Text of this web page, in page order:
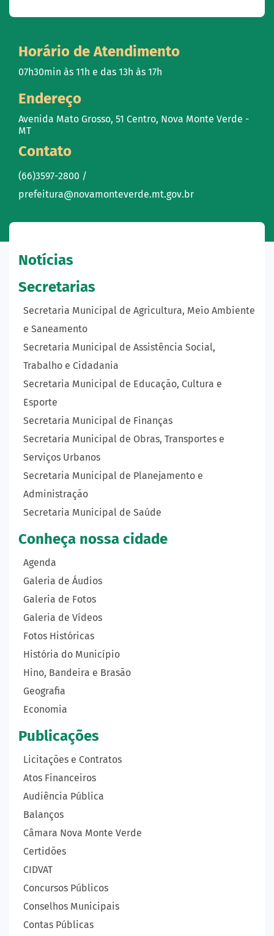
Horário de Atendimento
07h30min às 11h e das 13h às 17h
Endereço
Avenida Mato Grosso, 51 Centro, Nova Monte Verde -
MT
Contato
(66)3597-2800 /
prefeitura@novamonteverde.mt.gov.br
Notícias
Secretarias
Secretaria Municipal de Agricultura, Meio Ambiente
e Saneamento
Secretaria Municipal de Assistência Social,
Trabalho e Cidadania
Secretaria Municipal de Educação, Cultura e
Esporte
Secretaria Municipal de Finanças
Secretaria Municipal de Obras, Transportes e
Serviços Urbanos
Secretaria Municipal de Planejamento e
Administração
Secretaria Municipal de Saúde
Conheça nossa cidade
Agenda
Galeria de Áudios
Galeria de Fotos
Galeria de Vídeos
Fotos Históricas
História do Município
Hino, Bandeira e Brasão
Geografia
Economia
Publicações
Licitações e Contratos
Atos Financeiros
Audiência Pública
Balanços
Câmara Nova Monte Verde
Certidões
CIDVAT
Concursos Públicos
Conselhos Municipais
Contas Públicas